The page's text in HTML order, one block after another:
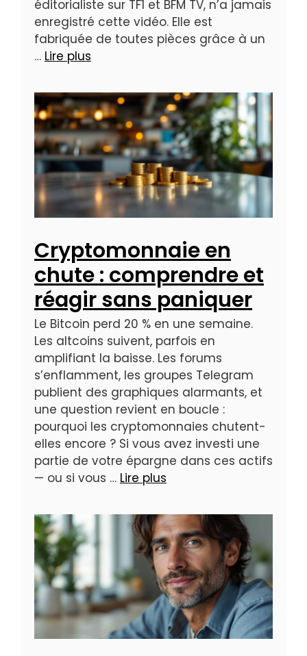
éditorialiste sur TF1 et BFM TV, n’a jamais
enregistré cette vidéo. Elle est
fabriquée de toutes pièces grâce à un
… Lire plus
Cryptomonnaie en
chute : comprendre et
réagir sans paniquer
Le Bitcoin perd 20 % en une semaine.
Les altcoins suivent, parfois en
amplifiant la baisse. Les forums
s’enflamment, les groupes Telegram
publient des graphiques alarmants, et
une question revient en boucle :
pourquoi les cryptomonnaies chutent-
elles encore ? Si vous avez investi une
partie de votre épargne dans ces actifs
— ou si vous … Lire plus